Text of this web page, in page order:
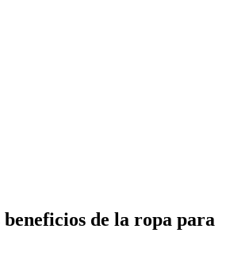
beneficios de la ropa para